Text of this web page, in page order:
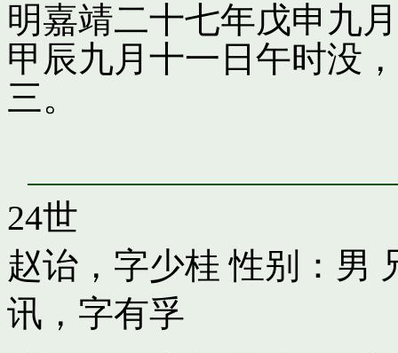
明嘉靖二十七年戊申九
甲辰九月十一日午时没
三。
24世
赵诒，字少桂 性别：男
讯，字有孚